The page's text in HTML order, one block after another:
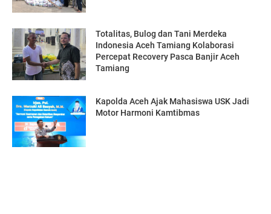
Totalitas, Bulog dan Tani Merdeka
Indonesia Aceh Tamiang Kolaborasi
Percepat Recovery Pasca Banjir Aceh
Tamiang
Kapolda Aceh Ajak Mahasiswa USK Jadi
Motor Harmoni Kamtibmas